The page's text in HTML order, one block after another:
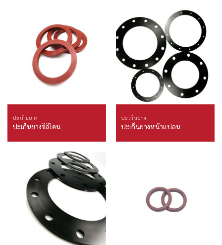
ปะเก็นยาง
ปะเก็นยางซิลิโคน
ปะเก็นยาง
ปะเก็นยางหน้าแปลน